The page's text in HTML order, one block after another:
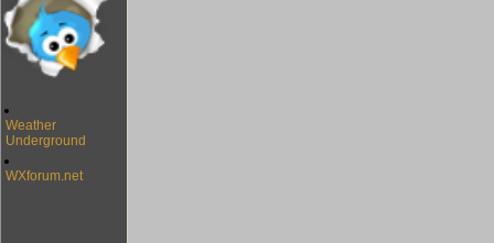
Weather
Underground
WXforum.net